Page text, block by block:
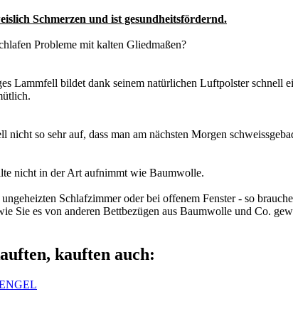
Schmerzen und ist gesundheitsfördernd.
Probleme mit kalten Gliedmaßen?
Lammfell bildet dank seinem natürlichen Luftpolster schnell
so sehr auf, dass man am nächsten Morgen
nicht in der Art aufnimmt wie Baumwolle.
Schlafzimmer oder bei offenem Fenster - so
Sie es von anderen Bettbezügen aus Baumwolle und Co.
kauften auch: